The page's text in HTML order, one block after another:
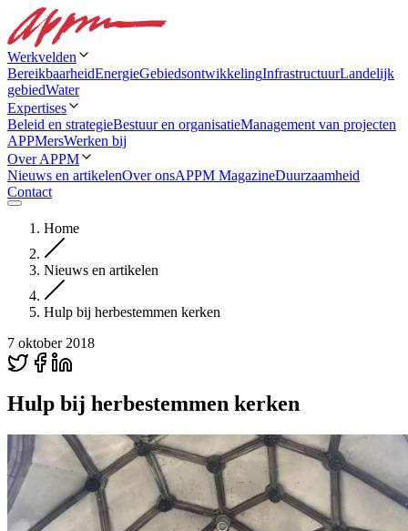
Werkvelden
BereikbaarheidEnergieGebiedsontwikkelingInfrastructuurLandelijk
gebiedWater
Expertises
Beleid en strategieBestuur en organisatieManagement van projecten
APPMersWerken bij
Over APPM
Nieuws en artikelenOver onsAPPM MagazineDuurzaamheid
Contact
Home
Nieuws en artikelen
Hulp bij herbestemmen kerken
7 oktober 2018
Hulp bij herbestemmen kerken